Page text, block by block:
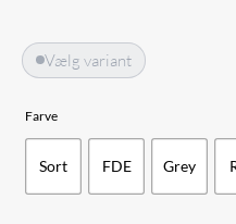
Vælg variant
Farve
Sort FDE Grey